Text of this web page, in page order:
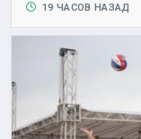
19 ЧАСОВ НАЗАД